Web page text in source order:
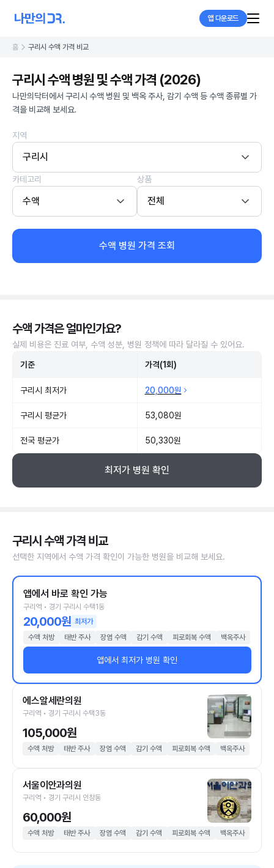
앱 다운로드
홈 구리시 수액 가격 비교
구리시 수액 병원 및 수액 가격 (2026)
나만의닥터에서 구리시 수액 병원 및 백옥 주사, 감기 수액 등 수액 종류별 가
격을 비교해 보세요.
지역
구리시
카테고리
수액
상품
전체
수액 병원 가격 조회
수액 가격은 얼마인가요?
실제 비용은 진료 여부, 수액 성분, 병원 정책에 따라 달라질 수 있어요.
기준 가격(1회)
구리시 최저가 20,000원
구리시 평균가 53,080원
전국 평균가 50,330원
최저가 병원 확인
구리시 수액 가격 비교
선택한 지역에서 수액 가격 확인이 가능한 병원을 비교해 보세요.
앱에서 바로 확인 가능
구리역 • 경기 구리시 수택1동
20,000원 최저가
수액 처방
태반 주사 장염 수액 감기 수액 피로회복 수액 백옥주사
앱에서 최저가 병원 확인
에스알세란의원
구리역 • 경기 구리시 수택3동
105,000원
수액 처방 태반 주사 장염 수액 감기 수액 피로회복 수액 백옥주사
서울이안과의원
구리역 • 경기 구리시 인창동
60,000원
수액 처방 태반 주사 장염 수액 감기 수액 피로회복 수액 백옥주사